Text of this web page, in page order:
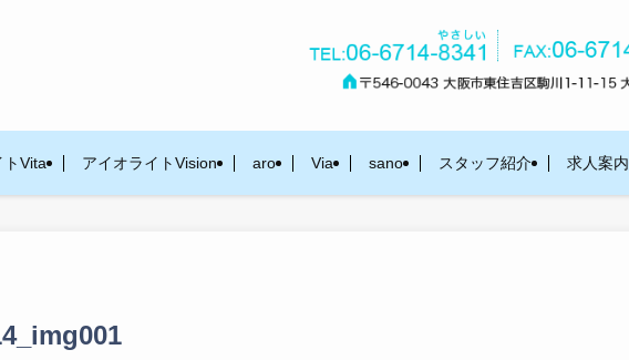
トVita アイオライトVision aro Via sano スタッフ紹介 求人案内